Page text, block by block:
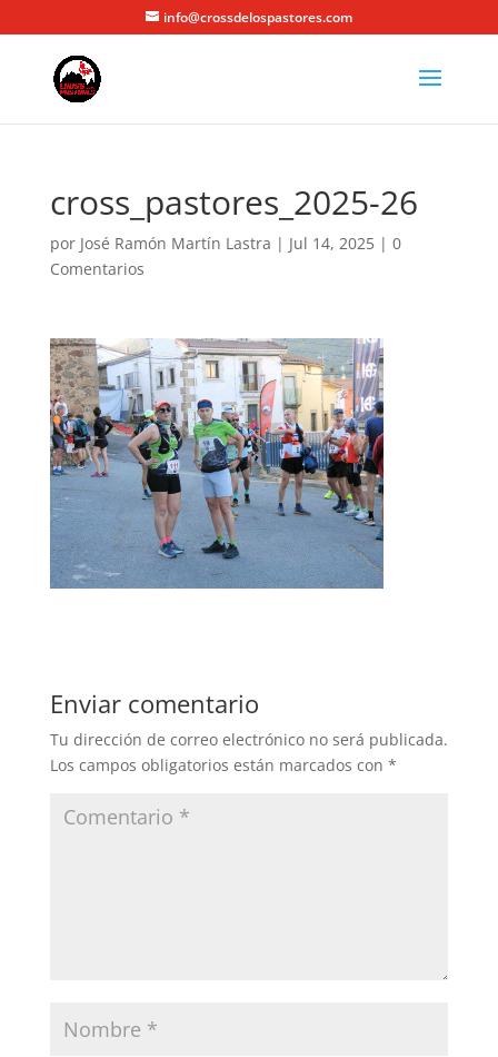
info@crossdelospastores.com
cross_pastores_2025-26
por José Ramón Martín Lastra | Jul 14, 2025| 0
Comentarios
Enviar comentario
Tu dirección de correo electrónico no será publicada.
Los campos obligatorios están marcados con *